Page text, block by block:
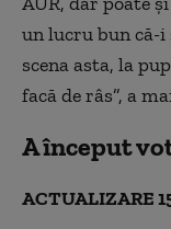
un lucru bun că-i
scena asta, la
facă de râs”, a
A început
ACTUALIZARE